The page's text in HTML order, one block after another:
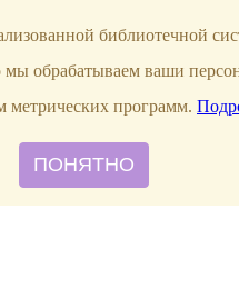
библиотечной
мы обрабатываем ваши
метрических программ.
ПОНЯТНО